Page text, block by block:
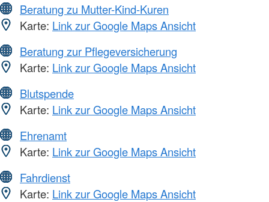
Beratung zu Mutter-Kind-Kuren
Karte: Link zur Google Maps Ansicht
Beratung zur Pflegeversicherung
Karte: Link zur Google Maps Ansicht
Blutspende
Karte: Link zur Google Maps Ansicht
Ehrenamt
Karte: Link zur Google Maps Ansicht
Fahrdienst
Karte: Link zur Google Maps Ansicht